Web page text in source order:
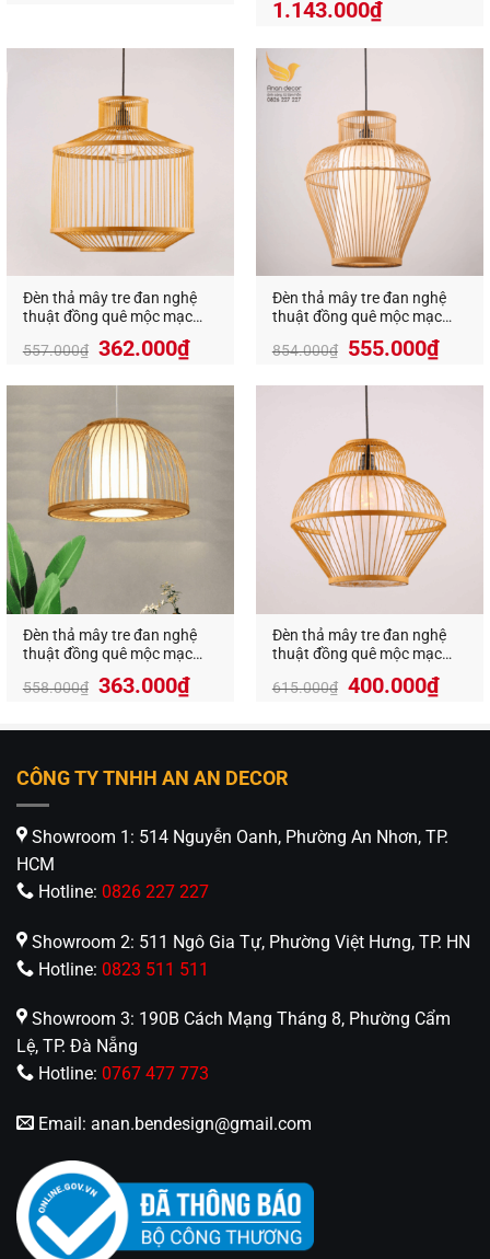
1.143.000₫
Đèn thả mây tre đan nghệ
thuật đồng quê mộc mạc
557.000₫ Giá
là:
557.000₫.
362.000₫Giá
hiện
tại
Đèn thả mây tre đan nghệ
thuật đồng quê mộc mạc
854.000₫
Giá
là:
854.000₫.
555.000₫Giá
hiện
tại
Đèn thả mây tre đan nghệ
thuật đồng quê mộc mạc
558.000₫ Giá
là:
363.000₫Giá
hiện
tại
363.000₫.
Đèn thả mây tre đan nghệ
thuật đồng quê mộc mạc
615.000₫ Giá
là:
400.000₫Giá
hiện
tại
CÔNG TY TNHH AN AN DECOR
Showroom 1: 514 Nguyễn Oanh, Phường An Nhơn, TP.
HCM
Hotline: 0826 227 227
Showroom 2: 511 Ngô Gia Tự, Phường Việt Hưng, TP. HN
Hotline: 0823 511 511
Showroom 3: 190B Cách Mạng Tháng 8, Phường Cẩm
Lệ, TP. Đà Nẵng
Hotline: 0767 477 773
Email: anan.bendesign@gmail.com